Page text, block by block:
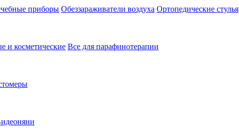
приборы Обеззараживатели воздуха Ортопедические стулья
и косметические Все для парафинотерапии